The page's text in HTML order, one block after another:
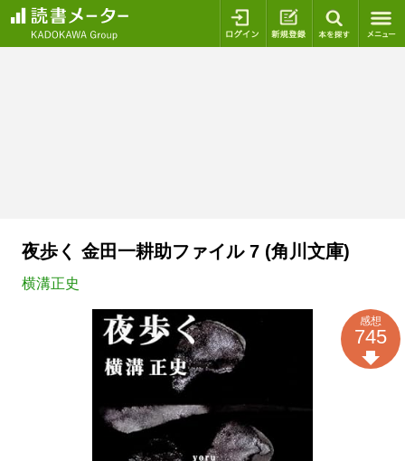
ログイン 新規登録
夜歩く 金田一耕助ファイル 7 (角川文庫)
横溝正史
感想
745